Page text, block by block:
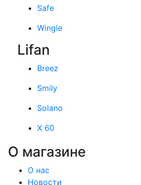
Safe
Wingle
Lifan
Breez
Smily
Solano
X 60
О магазине
О нас
Новости